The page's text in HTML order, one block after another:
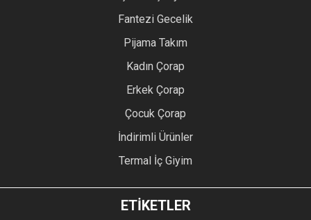
Fantezi Gecelik
Pijama Takım
Kadın Çorap
Erkek Çorap
Çocuk Çorap
İndirimli Ürünler
Termal İç Giyim
ETİKETLER